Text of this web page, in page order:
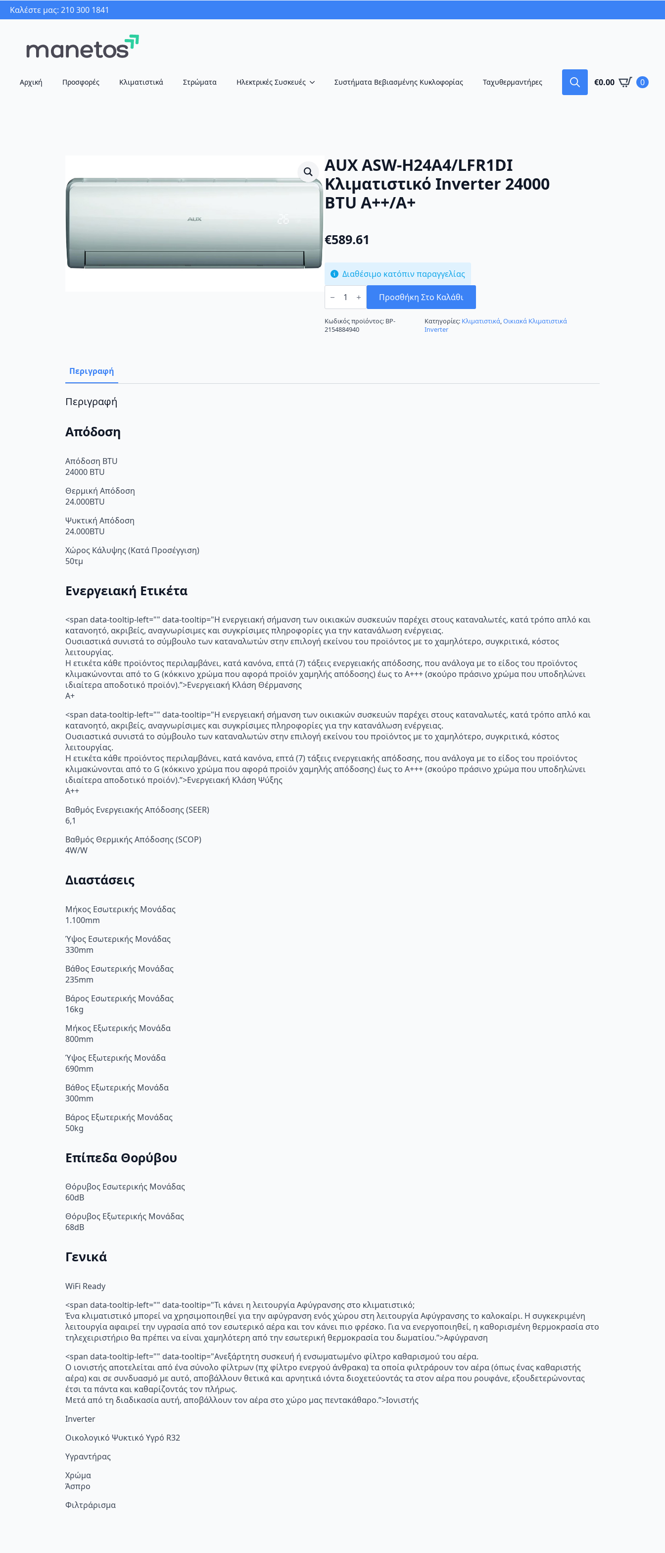
Καλέστε μας: 210 300 1841
Αρχική Προσφορές Κλιματιστικά Στρώματα Ηλεκτρικές Συσκευές Συστήματα Βεβιασμένης Κυκλοφορίας Ταχυθερμαντήρες €0.00 0
AUX ASW-H24A4/LFR1DI
Κλιματιστικό Inverter 24000
BTU A++/A+
€589.61
Διαθέσιμο κατόπιν παραγγελίας
AUX
ASW-
Κλιματιστικό
Inverter
24000
Προσθήκη Στο Καλάθι
Κωδικός προϊόντος: BP-
2154884940
Κατηγορίες: Κλιματιστικά,Οικιακά Κλιματιστικά
Inverter
Περιγραφή
Περιγραφή
Απόδοση
Απόδοση BTU
24000 BTU
Θερμική Απόδοση
24.000BTU
Ψυκτική Απόδοση
24.000BTU
Χώρος Κάλυψης (Κατά Προσέγγιση)
50τμ
Ενεργειακή Ετικέτα
<span data-tooltip-left="" data-tooltip="Η ενεργειακή σήμανση των οικιακών συσκευών παρέχει στους καταναλωτές, κατά τρόπο απλό και
κατανοητό, ακριβείς, αναγνωρίσιμες και συγκρίσιμες πληροφορίες για την κατανάλωση ενέργειας.
Ουσιαστικά συνιστά το σύμβουλο των καταναλωτών στην επιλογή εκείνου του προϊόντος με το χαμηλότερο, συγκριτικά, κόστος
λειτουργίας.
Η ετικέτα κάθε προϊόντος περιλαμβάνει, κατά κανόνα, επτά (7) τάξεις ενεργειακής απόδοσης, που ανάλογα με το είδος του προϊόντος
κλιμακώνονται από το G (κόκκινο χρώμα που αφορά προϊόν χαμηλής απόδοσης) έως το Α+++ (σκούρο πράσινο χρώμα που υποδηλώνει
ιδιαίτερα αποδοτικό προϊόν).”>Ενεργειακή Κλάση Θέρμανσης
A+
<span data-tooltip-left="" data-tooltip="Η ενεργειακή σήμανση των οικιακών συσκευών παρέχει στους καταναλωτές, κατά τρόπο απλό και
κατανοητό, ακριβείς, αναγνωρίσιμες και συγκρίσιμες πληροφορίες για την κατανάλωση ενέργειας.
Ουσιαστικά συνιστά το σύμβουλο των καταναλωτών στην επιλογή εκείνου του προϊόντος με το χαμηλότερο, συγκριτικά, κόστος
λειτουργίας.
Η ετικέτα κάθε προϊόντος περιλαμβάνει, κατά κανόνα, επτά (7) τάξεις ενεργειακής απόδοσης, που ανάλογα με το είδος του προϊόντος
κλιμακώνονται από το G (κόκκινο χρώμα που αφορά προϊόν χαμηλής απόδοσης) έως το Α+++ (σκούρο πράσινο χρώμα που υποδηλώνει
ιδιαίτερα αποδοτικό προϊόν).”>Ενεργειακή Κλάση Ψύξης
A++
Βαθμός Ενεργειακής Απόδοσης (SEER)
6,1
Βαθμός Θερμικής Απόδοσης (SCOP)
4W/W
Διαστάσεις
Μήκος Εσωτερικής Μονάδας
1.100mm
Ύψος Εσωτερικής Μονάδας
330mm
Βάθος Εσωτερικής Μονάδας
235mm
Βάρος Εσωτερικής Μονάδας
16kg
Μήκος Εξωτερικής Μονάδα
800mm
Ύψος Εξωτερικής Μονάδα
690mm
Βάθος Εξωτερικής Μονάδα
300mm
Βάρος Εξωτερικής Μονάδας
50kg
Επίπεδα Θορύβου
Θόρυβος Εσωτερικής Μονάδας
60dB
Θόρυβος Εξωτερικής Μονάδας
68dB
Γενικά
WiFi Ready
<span data-tooltip-left="" data-tooltip="Τι κάνει η λειτουργία Αφύγρανσης στο κλιματιστικό;
Ένα κλιματιστικό μπορεί να χρησιμοποιηθεί για την αφύγρανση ενός χώρου στη λειτουργία Αφύγρανσης το καλοκαίρι. Η συγκεκριμένη
λειτουργία αφαιρεί την υγρασία από τον εσωτερικό αέρα και τον κάνει πιο φρέσκο. Για να ενεργοποιηθεί, η καθορισμένη θερμοκρασία στο
τηλεχειριστήριο θα πρέπει να είναι χαμηλότερη από την εσωτερική θερμοκρασία του δωματίου.”>Αφύγρανση
<span data-tooltip-left="" data-tooltip="Ανεξάρτητη συσκευή ή ενσωματωμένο φίλτρο καθαρισμού του αέρα.
Ο ιονιστής αποτελείται από ένα σύνολο φίλτρων (πχ φίλτρο ενεργού άνθρακα) τα οποία φιλτράρουν τον αέρα (όπως ένας καθαριστής
αέρα) και σε συνδυασμό με αυτό, αποβάλλουν θετικά και αρνητικά ιόντα διοχετεύοντάς τα στον αέρα που ρουφάνε, εξουδετερώνοντας
έτσι τα πάντα και καθαρίζοντάς τον πλήρως.
Μετά από τη διαδικασία αυτή, αποβάλλουν τον αέρα στο χώρο μας πεντακάθαρο.”>Ιονιστής
Inverter
Οικολογικό Ψυκτικό Υγρό R32
Υγραντήρας
Χρώμα
Άσπρο
Φιλτράρισμα